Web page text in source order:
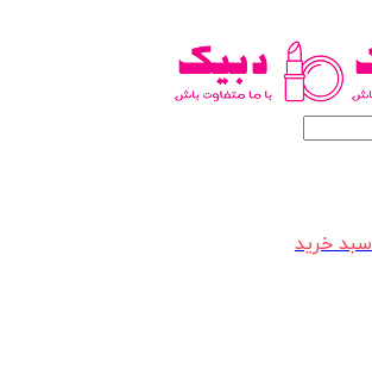
خرید